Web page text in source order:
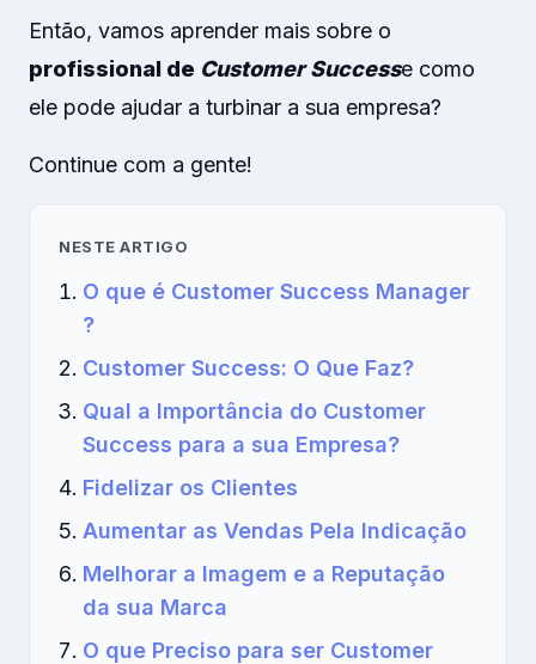
Então, vamos aprender mais sobre o
profissional de Customer Successe como
ele pode ajudar a turbinar a sua empresa?
Continue com a gente!
NESTE ARTIGO
O que é Customer Success Manager
?
Customer Success: O Que Faz?
Qual a Importância do Customer
Success para a sua Empresa?
Fidelizar os Clientes
Aumentar as Vendas Pela Indicação
Melhorar a Imagem e a Reputação
da sua Marca
O que Preciso para ser Customer